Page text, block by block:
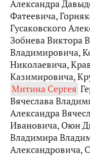
Александра
Фатеевича,
Гусаковского
Зобнева Виктора
Владимировича,
Николаевича,
Казимировича,
Митина Сергея
Вячеслава
Александра
Ивановича, Оюн
Владимира
Александровича,